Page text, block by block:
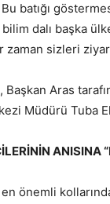
batığı
dalı başka
zaman sizleri
Başkan Aras
Müdürü Tuba
ANISINA
önemli